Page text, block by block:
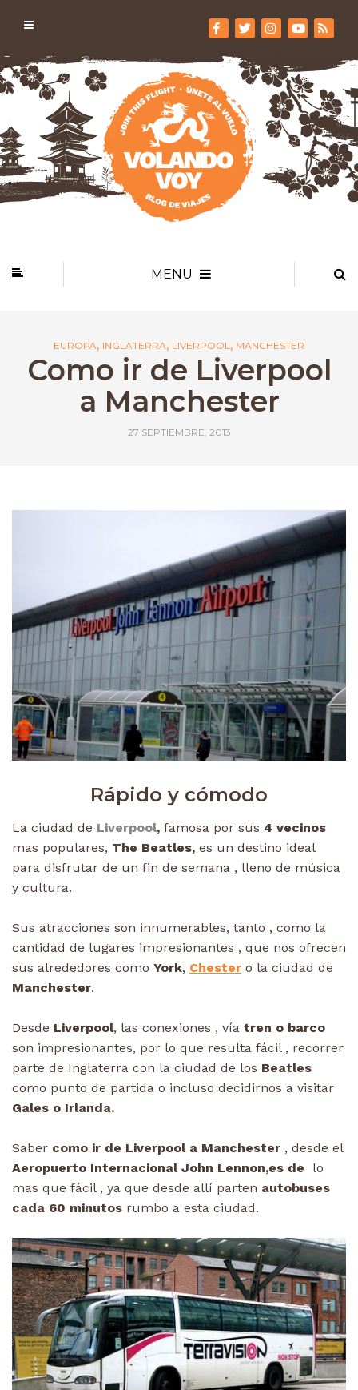
MENU
EUROPA, INGLATERRA, LIVERPOOL, MANCHESTER
Como ir de Liverpool
a Manchester
27 SEPTIEMBRE, 2013
Rápido y cómodo
La ciudad de Liverpool, famosa por sus 4 vecinos
mas populares, The Beatles, es un destino ideal
para disfrutar de un fin de semana , lleno de música
y cultura.
Sus atracciones son innumerables, tanto , como la
cantidad de lugares impresionantes , que nos ofrecen
sus alrededores como York, Chester o la ciudad de
Manchester.
Desde Liverpool, las conexiones , vía tren o barco
son impresionantes, por lo que resulta fácil , recorrer
parte de Inglaterra con la ciudad de los Beatles
como punto de partida o incluso decidirnos a visitar
Gales o Irlanda.
Saber como ir de Liverpool a Manchester , desde el
Aeropuerto Internacional John Lennon,es de
lo
mas que fácil , ya que desde allí parten autobuses
cada 60 minutos rumbo a esta ciudad.